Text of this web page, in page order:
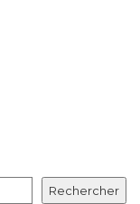
Rechercher